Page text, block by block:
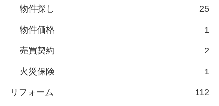
物件探し 25
物件価格 1
売買契約 2
火災保険 1
リフォーム 112